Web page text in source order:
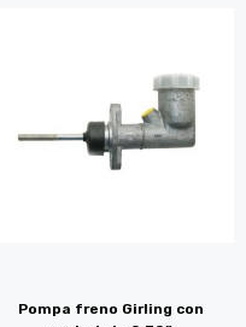
Pompa freno Girling con